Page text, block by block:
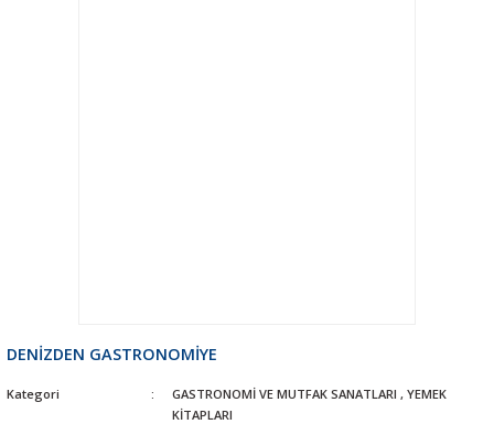
DENİZDEN GASTRONOMİYE
Kategori GASTRONOMİ VE MUTFAK SANATLARI , YEMEK
KİTAPLARI